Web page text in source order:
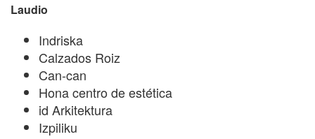
Laudio
Indriska
Calzados Roiz
Can-can
Hona centro de estética
id Arkitektura
Izpiliku